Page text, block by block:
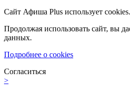
Сайт Афиша Plus использует cookies.
Продолжая использовать сайт, вы
данных.
Подробнее о cookies
Согласиться
>